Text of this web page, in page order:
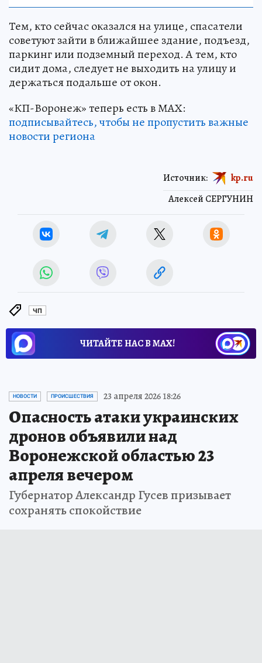
Тем, кто сейчас оказался на улице, спасатели
советуют зайти в ближайшее здание, подъезд,
паркинг или подземный переход. А тем, кто
сидит дома, следует не выходить на улицу и
держаться подальше от окон.
«КП-Воронеж» теперь есть в МАХ:
подписывайтесь, чтобы не пропустить важные
новости региона
Алексей СЕРГУНИН
Источник: kp.ru
ЧП
ЧИТАЙТЕ НАС В МАХ!
НОВОСТИ ПРОИСШЕСТВИЯ 23 апреля 2026 18:26
Опасность атаки украинских
дронов объявили над
Воронежской областью 23
апреля вечером
Губернатор Александр Гусев призывает
сохранять спокойствие